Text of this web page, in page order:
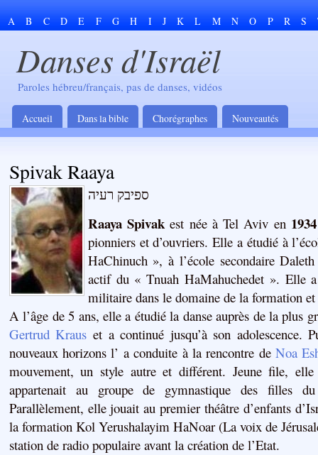
A B C D E F G H I J K L M N O P R S
Danses d'Israël
Paroles hébreu/français, pas de danses, vidéos
Accueil Dans la bible Chorégraphes Nouveautés
Spivak Raaya
ספיבק רעיה
Raaya Spivak est née à Tel Aviv en 1934
pionniers et d’ouvriers. Elle a étudié à
HaChinuch », à l’école secondaire
actif du « Tnuah HaMahuchedet ». Elle
militaire dans le domaine de la formation
A l’âge de 5 ans, elle a étudié la danse auprès de la plus
Gertrud Kraus et a continué jusqu’à son adolescence.
nouveaux horizons l’ a conduite à la rencontre de Noa
mouvement, un style autre et différent. Jeune file,
appartenait au groupe de gymnastique des filles
Parallèlement, elle jouait au premier théâtre d’enfants
la formation Kol Yerushalayim HaNoar (La voix de
station de radio populaire avant la création de l’Etat.